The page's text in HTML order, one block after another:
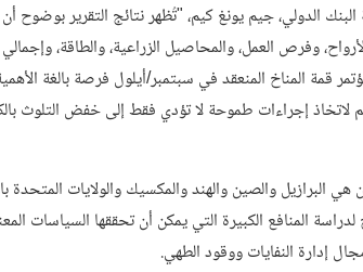
الدولي، جيم يونغ كيم، "تُظهر نتائج التقرير بوضوح
وفرص العمل، والمحاصيل الزراعية، والطاقة،
قمة المناخ المنعقد في سبتمبر/أيلول فرصة بالغة
لاتخاذ إجراءات طموحة لا تؤدي فقط إلى خفض التلوث
البرازيل والصين والهند والمكسيك والولايات المتحدة
المنافع الكبيرة التي يمكن أن تحققها السياسات
إدارة النفايات ووقود الطهي.